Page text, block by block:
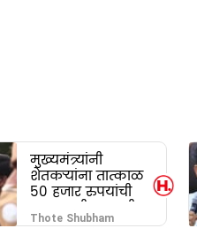
मुख्यमंत्र्यांनी
शेतकऱ्यांना तात्काळ
50 हजार रुपयांची
मदत जाहीर करावी -
देवेंद्र फडणवीस
Thote Shubham